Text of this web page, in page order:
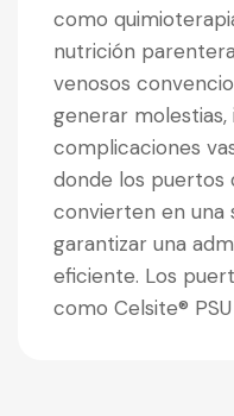
como
nutrición
venosos
generar
complicaciones
donde los puertos
convierten en una
garantizar una
eficiente. Los
como Celsite®